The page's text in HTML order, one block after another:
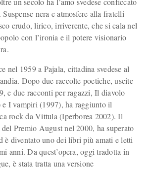
nera e atmosfere alla fratelli
crudo, lirico, irriverente, che si cala nel
con l’ironia e il potere visionario
nel 1959 a Pajala, cittadina svedese al
Dopo due raccolte poetiche, uscite
e due racconti per ragazzi, Il diavolo
e I vampiri (1997), ha raggiunto il
rock da Vittula (Iperborea 2002). Il
Premio August nel 2000, ha superato
è diventato uno dei libri più amati e letti
anni. Da quest’opera, oggi tradotta in
è stata tratta una versione